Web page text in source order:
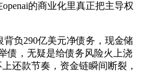
的商业化里真正把主导权
负290亿美元净债务，现金储
债，无疑是给债务风险火上浇
还款节奏，资金链瞬间断裂，